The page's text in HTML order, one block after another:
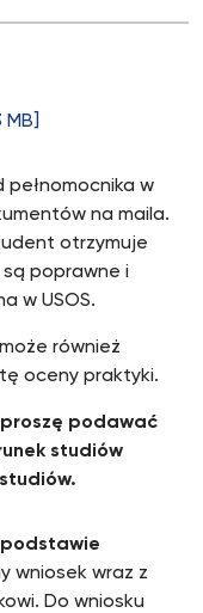
w
na maila.
otrzymuje
poprawne i
w USOS.
również
oceny praktyki.
proszę podawać
studiów
podstawie
wniosek wraz z
Do wniosku